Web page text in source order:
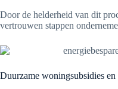
Door de helderheid van dit
vertrouwen stappen
Duurzame woningsubsidies en